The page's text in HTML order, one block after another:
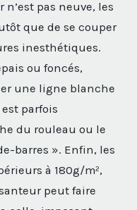
pas neuve, les
que de se couper
inesthétiques.
ou foncés,
une ligne blanche
parfois
du rouleau ou le
barres ». Enfin, les
à 180g/m²,
peut faire